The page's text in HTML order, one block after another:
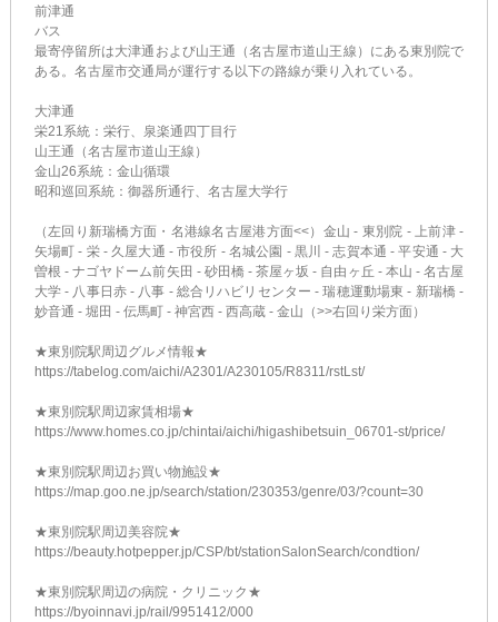
前津通
バス
最寄停留所は大津通および山王通（名古屋市道山王線）にある東別院で
ある。名古屋市交通局が運行する以下の路線が乗り入れている。
大津通
栄21系統：栄行、泉楽通四丁目行
山王通（名古屋市道山王線）
金山26系統：金山循環
昭和巡回系統：御器所通行、名古屋大学行
（左回り新瑞橋方面・名港線名古屋港方面<<）金山 - 東別院 - 上前津 -
矢場町 - 栄 - 久屋大通 - 市役所 - 名城公園 - 黒川 - 志賀本通 - 平安通 - 大
曽根 - ナゴヤドーム前矢田 - 砂田橋 - 茶屋ヶ坂 - 自由ヶ丘 - 本山 - 名古屋
大学 - 八事日赤 - 八事 - 総合リハビリセンター - 瑞穂運動場東 - 新瑞橋 -
妙音通 - 堀田 - 伝馬町 - 神宮西 - 西高蔵 - 金山（>>右回り栄方面）
★東別院駅周辺グルメ情報★
https://tabelog.com/aichi/A2301/A230105/R8311/rstLst/
★東別院駅周辺家賃相場★
https://www.homes.co.jp/chintai/aichi/higashibetsuin_06701-st/price/
★東別院駅周辺お買い物施設★
https://map.goo.ne.jp/search/station/230353/genre/03/?count=30
★東別院駅周辺美容院★
https://beauty.hotpepper.jp/CSP/bt/stationSalonSearch/condtion/
★東別院駅周辺の病院・クリニック★
https://byoinnavi.jp/rail/9951412/000